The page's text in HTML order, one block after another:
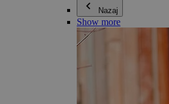
Nazaj
Show more